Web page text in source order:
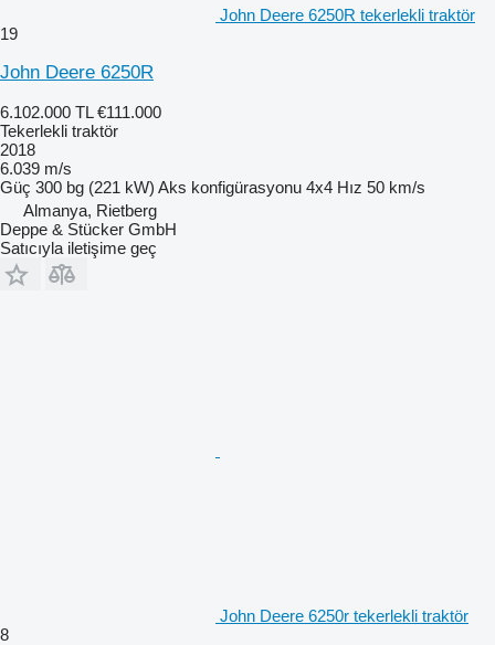
John Deere 6250R tekerlekli traktör
19
John Deere 6250R
6.102.000 TL €111.000
Tekerlekli traktör
2018
6.039 m/s
Güç 300 bg (221 kW) Aks konfigürasyonu 4x4 Hız 50 km/s
Almanya, Rietberg
Deppe & Stücker GmbH
Satıcıyla iletişime geç
John Deere 6250r tekerlekli traktör
8